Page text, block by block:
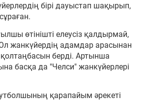
бірі дауыстап шақырып,
өтінішті елеусіз қалдырмай,
жанкүйердің адамдар арасынан
қолтаңбасын берді. Артынша
басқа да "Челси" жанкүйерлері
қарапайым әрекеті